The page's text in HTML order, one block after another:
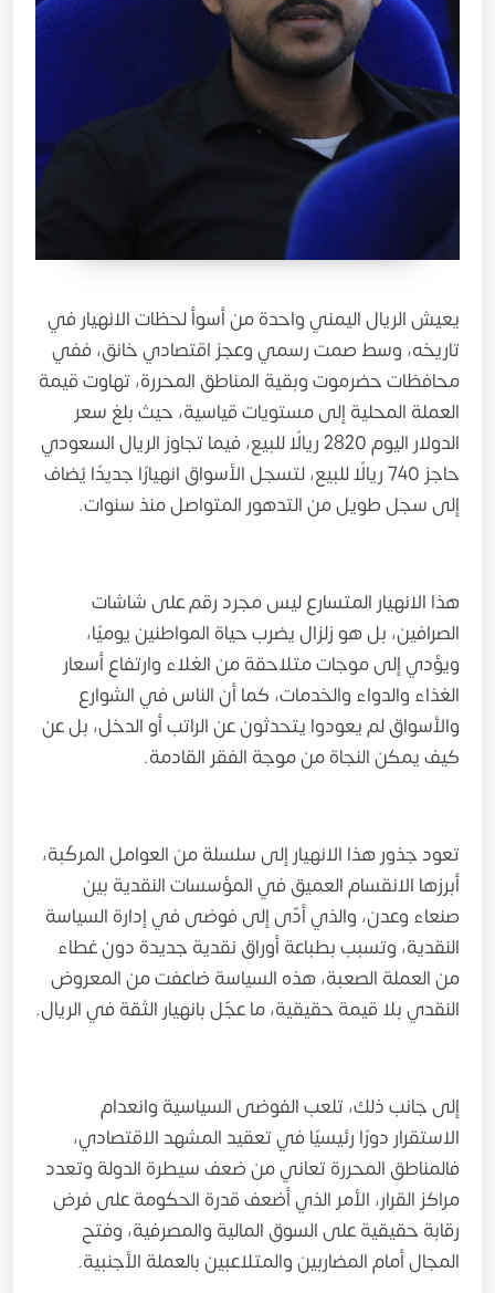
يعيش الريال اليمني واحدة من أسوأ لحظات الانهيار في
تاريخه، وسط صمت رسمي وعجز اقتصادي خانق، ففي
محافظات حضرموت وبقية المناطق المحررة، تهاوت قيمة
العملة المحلية إلى مستويات قياسية، حيث بلغ سعر
الدولار اليوم 2820 ريالًا للبيع، فيما تجاوز الريال السعودي
حاجز 740 ريالًا للبيع، لتسجل الأسواق انهيارًا جديدًا يُضاف
إلى سجل طويل من التدهور المتواصل منذ سنوات.
هذا الانهيار المتسارع ليس مجرد رقم على شاشات
الصرافين، بل هو زلزال يضرب حياة المواطنين يوميًا،
ويؤدي إلى موجات متلاحقة من الغلاء وارتفاع أسعار
الغذاء والدواء والخدمات، كما أن الناس في الشوارع
والأسواق لم يعودوا يتحدثون عن الراتب أو الدخل، بل عن
كيف يمكن النجاة من موجة الفقر القادمة.
تعود جذور هذا الانهيار إلى سلسلة من العوامل المركّبة،
أبرزها الانقسام العميق في المؤسسات النقدية بين
صنعاء وعدن، والذي أدّى إلى فوضى في إدارة السياسة
النقدية، وتسبب بطباعة أوراق نقدية جديدة دون غطاء
من العملة الصعبة، هذه السياسة ضاعفت من المعروض
النقدي بلا قيمة حقيقية، ما عجّل بانهيار الثقة في الريال.
إلى جانب ذلك، تلعب الفوضى السياسية وانعدام
الاستقرار دورًا رئيسيًا في تعقيد المشهد الاقتصادي،
فالمناطق المحررة تعاني من ضعف سيطرة الدولة وتعدد
مراكز القرار، الأمر الذي أضعف قدرة الحكومة على فرض
رقابة حقيقية على السوق المالية والمصرفية، وفتح
المجال أمام المضاربين والمتلاعبين بالعملة الأجنبية.